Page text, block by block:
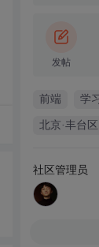
发帖
前端 学习
北京·丰台区
社区管理员